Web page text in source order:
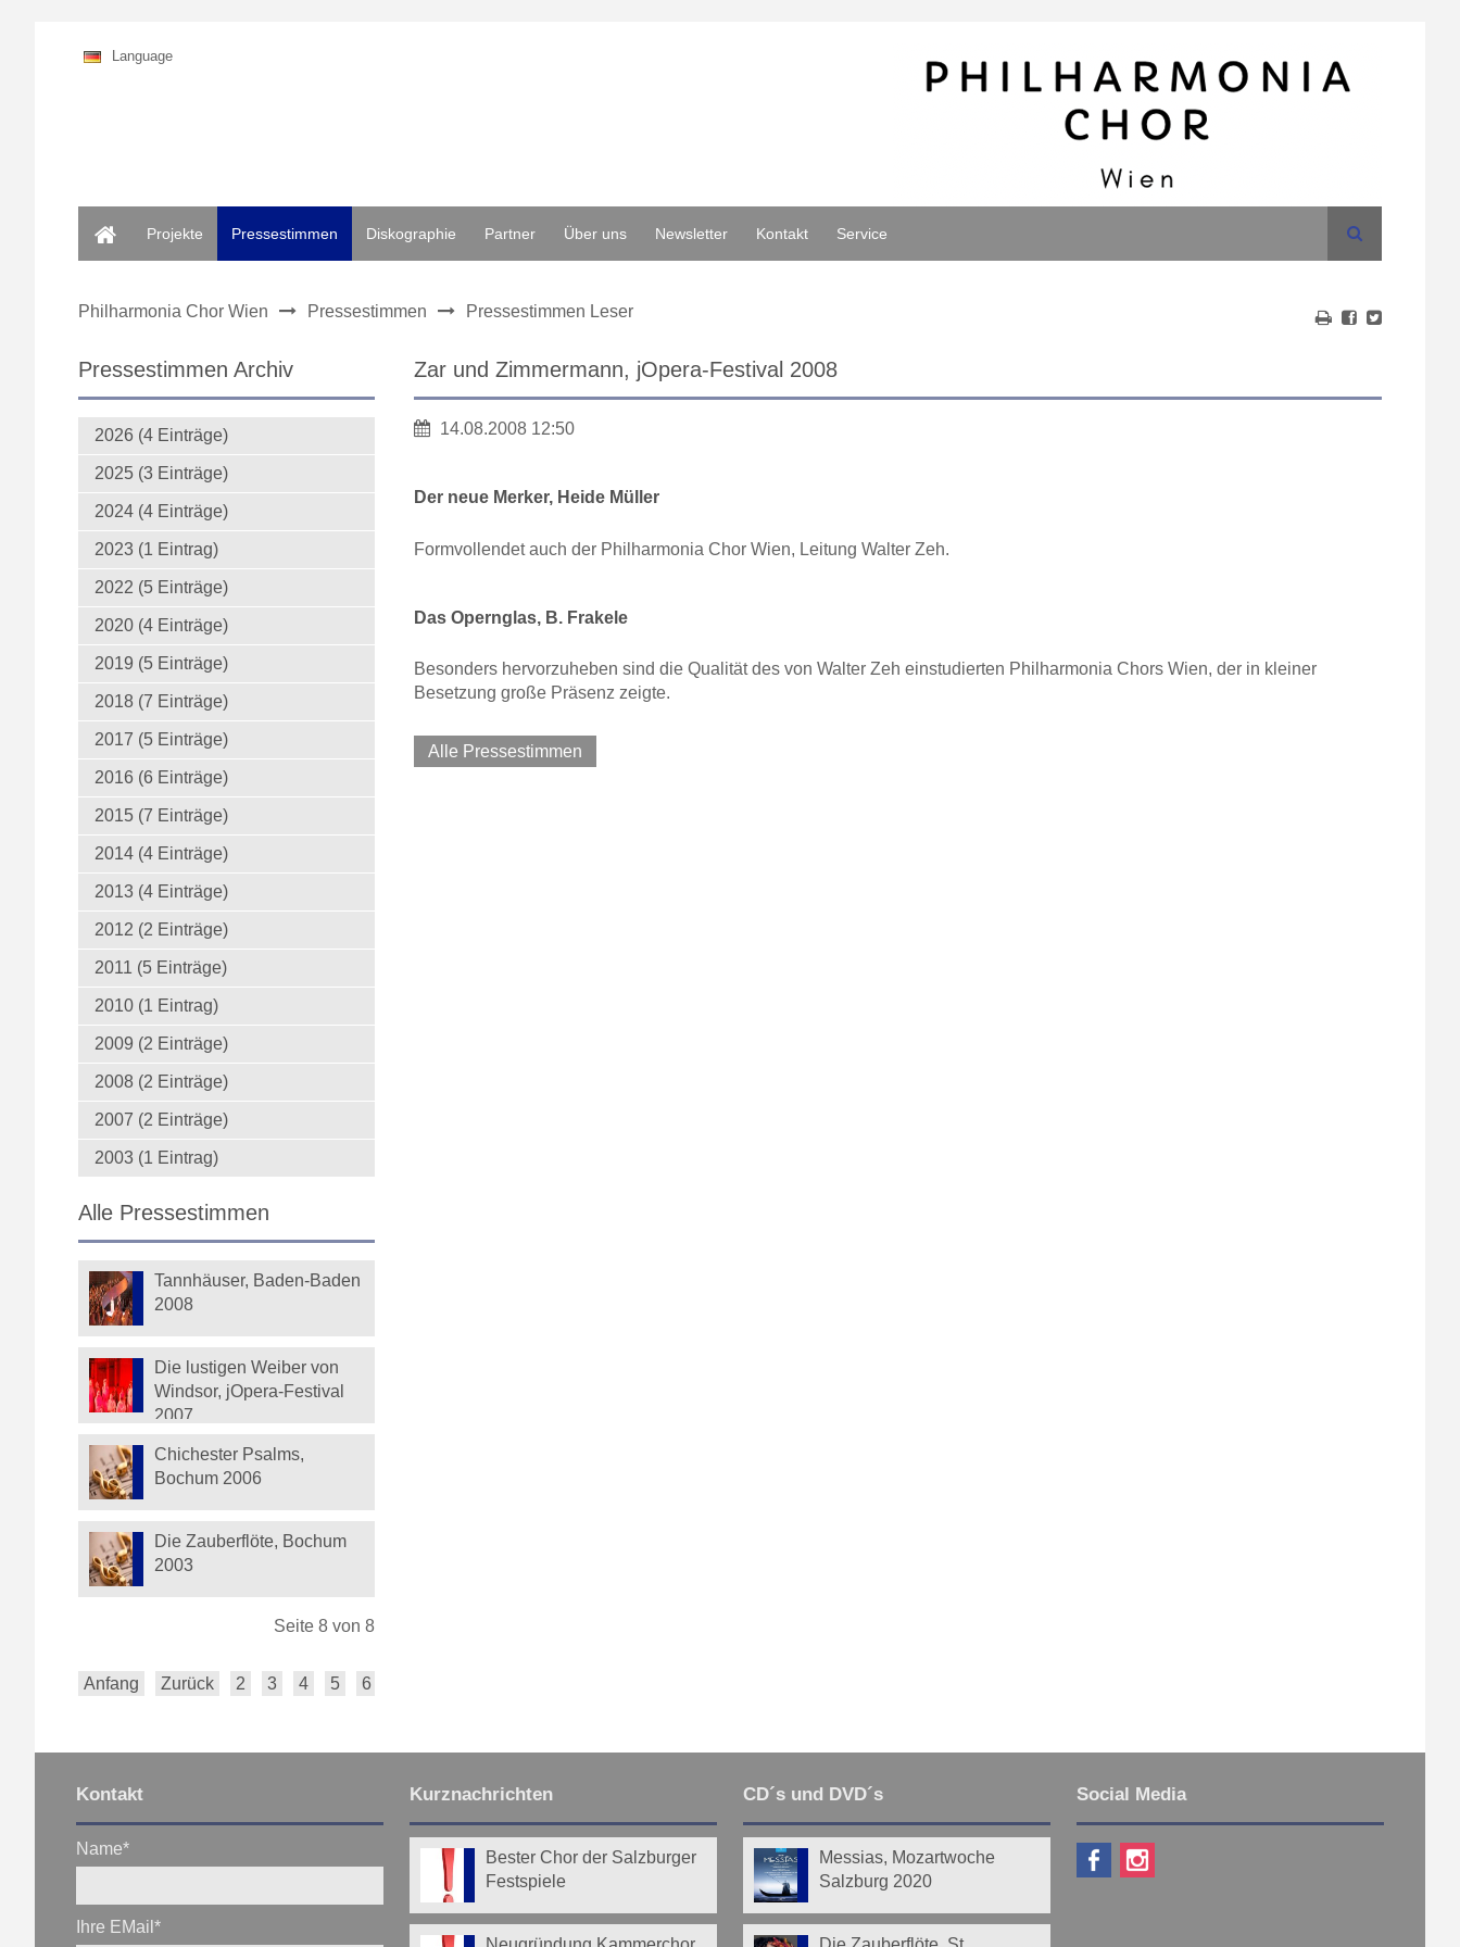
Language
Projekte
Pressestimmen Diskographie Partner Über uns Newsletter Kontakt Service Suche
Philharmonia Chor Wien Pressestimmen Pressestimmen Leser
Zar und Zimmermann, jOpera-Festival 2008
14.08.2008 12:50
Der neue Merker, Heide Müller
Formvollendet auch der Philharmonia Chor Wien, Leitung Walter Zeh.
Das Opernglas, B. Frakele
Besonders hervorzuheben sind die Qualität des von Walter Zeh einstudierten Philharmonia Chors Wien, der in kleiner
Besetzung große Präsenz zeigte.
Alle Pressestimmen
Pressestimmen Archiv
2026 (4 Einträge)
2025 (3 Einträge)
2024 (4 Einträge)
2023 (1 Eintrag)
2022 (5 Einträge)
2020 (4 Einträge)
2019 (5 Einträge)
2018 (7 Einträge)
2017 (5 Einträge)
2016 (6 Einträge)
2015 (7 Einträge)
2014 (4 Einträge)
2013 (4 Einträge)
2012 (2 Einträge)
2011 (5 Einträge)
2010 (1 Eintrag)
2009 (2 Einträge)
2008 (2 Einträge)
2007 (2 Einträge)
2003 (1 Eintrag)
Alle Pressestimmen
Tannhäuser, Baden-Baden
2008
Die lustigen Weiber von
Windsor, jOpera-Festival
2007
Chichester Psalms,
Bochum 2006
Die Zauberflöte, Bochum
2003
Seite 8 von 8
Anfang Zurück 2 3 4 5 6
Kontakt
Name*
Ihre EMail*
Kurznachrichten
Bester Chor der Salzburger
Festspiele
CD´s und DVD´s
Messias, Mozartwoche
Salzburg 2020
Social Media